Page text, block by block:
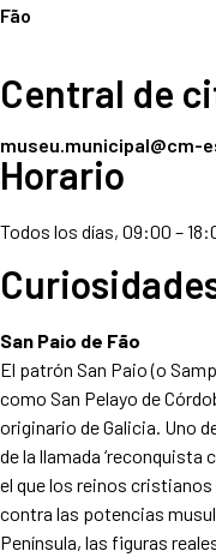
Fão
Central de
museu.municipal@cm-
Horario
Todos los días, 09:00 –
San Paio de Fão
El patrón San Paio (o
como San Pelayo de
originario de Galicia. Uno
de la llamada ‘reconquista
el que los reinos cristianos
contra las potencias
Península, las figuras